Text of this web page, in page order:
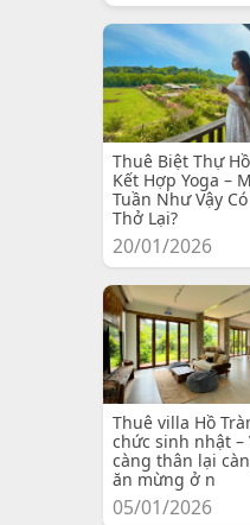
Thuê Biệt Thự
Kết Hợp Yoga –
Tuần Như Vậy
Thở Lại?
20/01/2026
Thuê villa Hồ
chức sinh nhật –
càng thân lại
ăn mừng ở n
05/01/2026